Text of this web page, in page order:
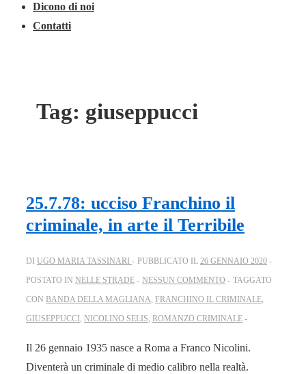
Dicono di noi
Contatti
Tag: giuseppucci
25.7.78: ucciso Franchino il
criminale, in arte il Terribile
DI UGO MARIA TASSINARI PUBBLICATO IL 26 GENNAIO 2020
POSTATO IN NELLE STRADE NESSUN COMMENTO
TAGGATO
CON BANDA DELLA MAGLIANA, FRANCHINO IL CRIMINALE,
GIUSEPPUCCI , NICOLINO SELIS, ROMANZO CRIMINALE
Il 26 gennaio 1935 nasce a Roma a Franco Nicolini.
Diventerà un criminale di medio calibro nella realtà.